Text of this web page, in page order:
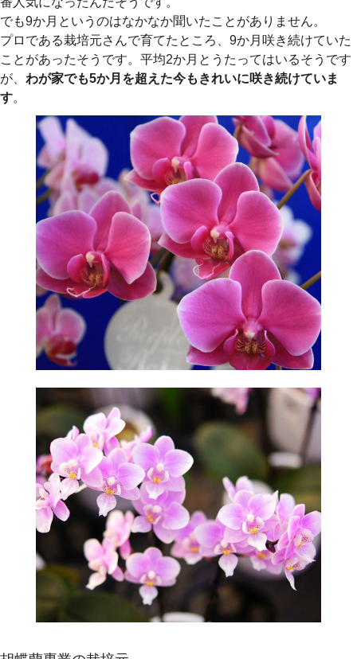
でも9か月というのはなかなか聞いたことがありません。
プロである栽培元さんで育てたところ、9か月咲き続けていた
ことがあったそうです。平均2か月とうたってはいるそうです
が、 わが家でも5か月を超えた今もきれいに咲き続けていま
す。